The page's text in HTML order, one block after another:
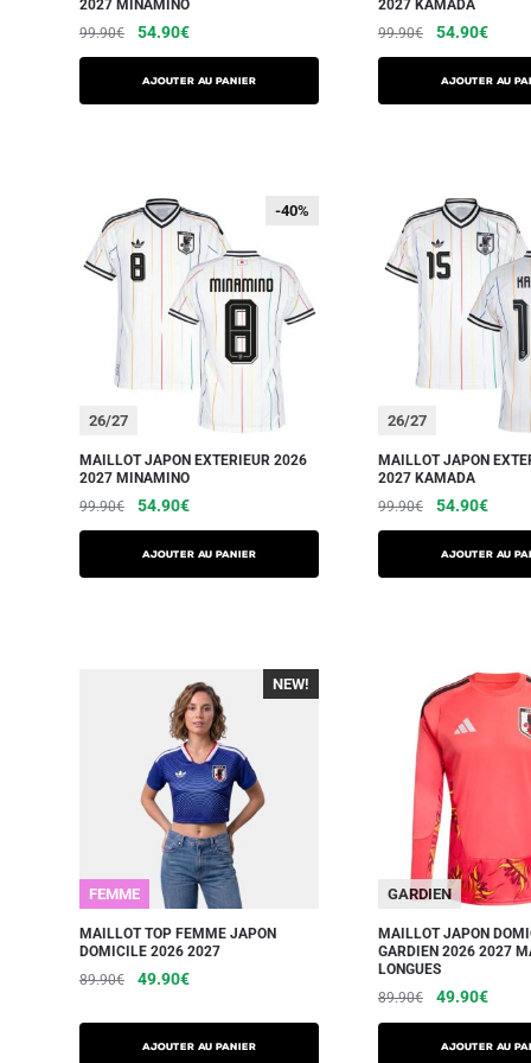
2027 MINAMINO
99.90€ 54.90€
AJOUTER AU PANIER
2027 KAMADA
99.90€ 54.90€
AJOUTER AU
-40%
26/27
-40%
MAILLOT JAPON EXTERIEUR 2026
2027 MINAMINO
99.90€ 54.90€
AJOUTER AU PANIER
26/27
MAILLOT JAPON
2027 KAMADA
99.90€ 54.90€
AJOUTER AU
-40%
NEW!
FEMME
MAILLOT TOP FEMME JAPON
DOMICILE 2026 2027
89.90€ 49.90€
AJOUTER AU PANIER
GARDIEN
MAILLOT JAPON
GARDIEN 2026 2027
LONGUES
89.90€ 49.90€
AJOUTER AU